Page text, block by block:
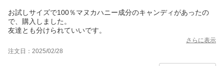
お試しサイズで100％マヌカハニー成分のキャンディがあったの
で、購入しました。
友達とも分けられていいです。
さらに表示
注文日：2025/02/28